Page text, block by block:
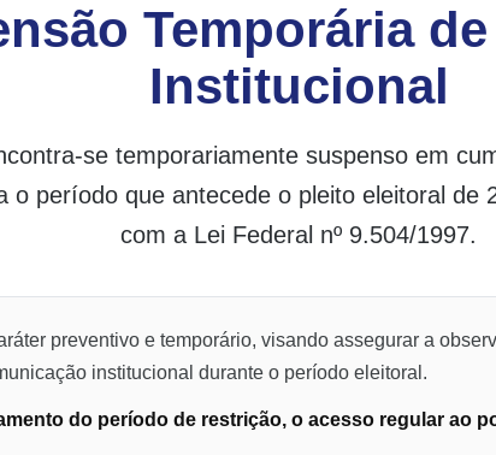
Temporária
Institucional
se temporariamente suspenso em
o período que antecede o pleito eleitoral de
com a Lei Federal nº 9.504/1997.
preventivo e temporário, visando assegurar a
institucional durante o período eleitoral.
do período de restrição, o acesso regular ao